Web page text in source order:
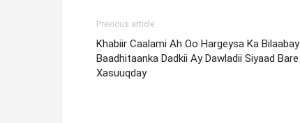
Previous article
Khabiir Caalami Ah Oo Hargeysa Ka Bilaabay
Baadhitaanka Dadkii Ay Dawladii Siyaad Bare
Xasuuqday